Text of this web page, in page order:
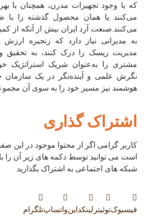
که با وجود تجهیزات مدرن، همچنان با
می‌کنند یا همان محصول گذشته را با
می‌کنند.صنعت آرد ایران بیش از آنکه از
به مدیرانی نیاز دارد که زنجیره ارزش
مدیریت ریسک را درک کنند، به تحقیق
مشتری را به‌عنوان شریک استراتژیک
نگرش علمی و آینده‌نگر در یک سازمان
هوشمند نیز مسیر خود را به سوی آن
اشتراک گذاری
کاربر گرامی اگر از محتوا موجود در این
است می توانید توسط دکمه های زیر آن را
شبکه های اجتماعی به اشتراک بگذارید
فیسبوکتوئیتر لینکداینواتساپتلگرام